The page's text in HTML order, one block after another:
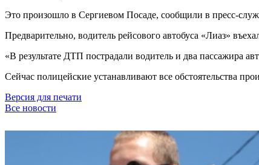
Это произошло в Сергиевом Посаде, сообщили в пресс-
Предварительно, водитель рейсового автобуса «Лиаз»
«В результате ДТП пострадали водитель и два пассажира
Сейчас полицейские устанавливают все обстоятельства
Версия для печати
Все новости